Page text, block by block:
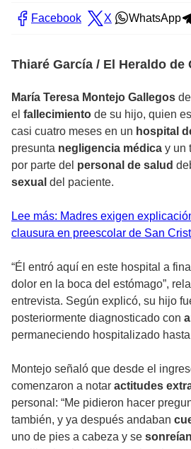
Facebook X WhatsApp
Thiaré García / El Heraldo de
María Teresa Montejo Gallegos
el fallecimiento de su hijo, quien
casi cuatro meses en un hospital
presunta negligencia médica y un
por parte del personal de salud
sexual del paciente.
Lee más: Madres exigen
clausura en preescolar de San
“Él entró aquí en este hospital a
dolor en la boca del estómago”,
entrevista. Según explicó, su hijo
posteriormente diagnosticado con
permaneciendo hospitalizado
Montejo señaló que desde el
comenzaron a notar actitudes
personal: “Me pidieron hacer
también, y ya después andaban
uno de pies a cabeza y se sonreían